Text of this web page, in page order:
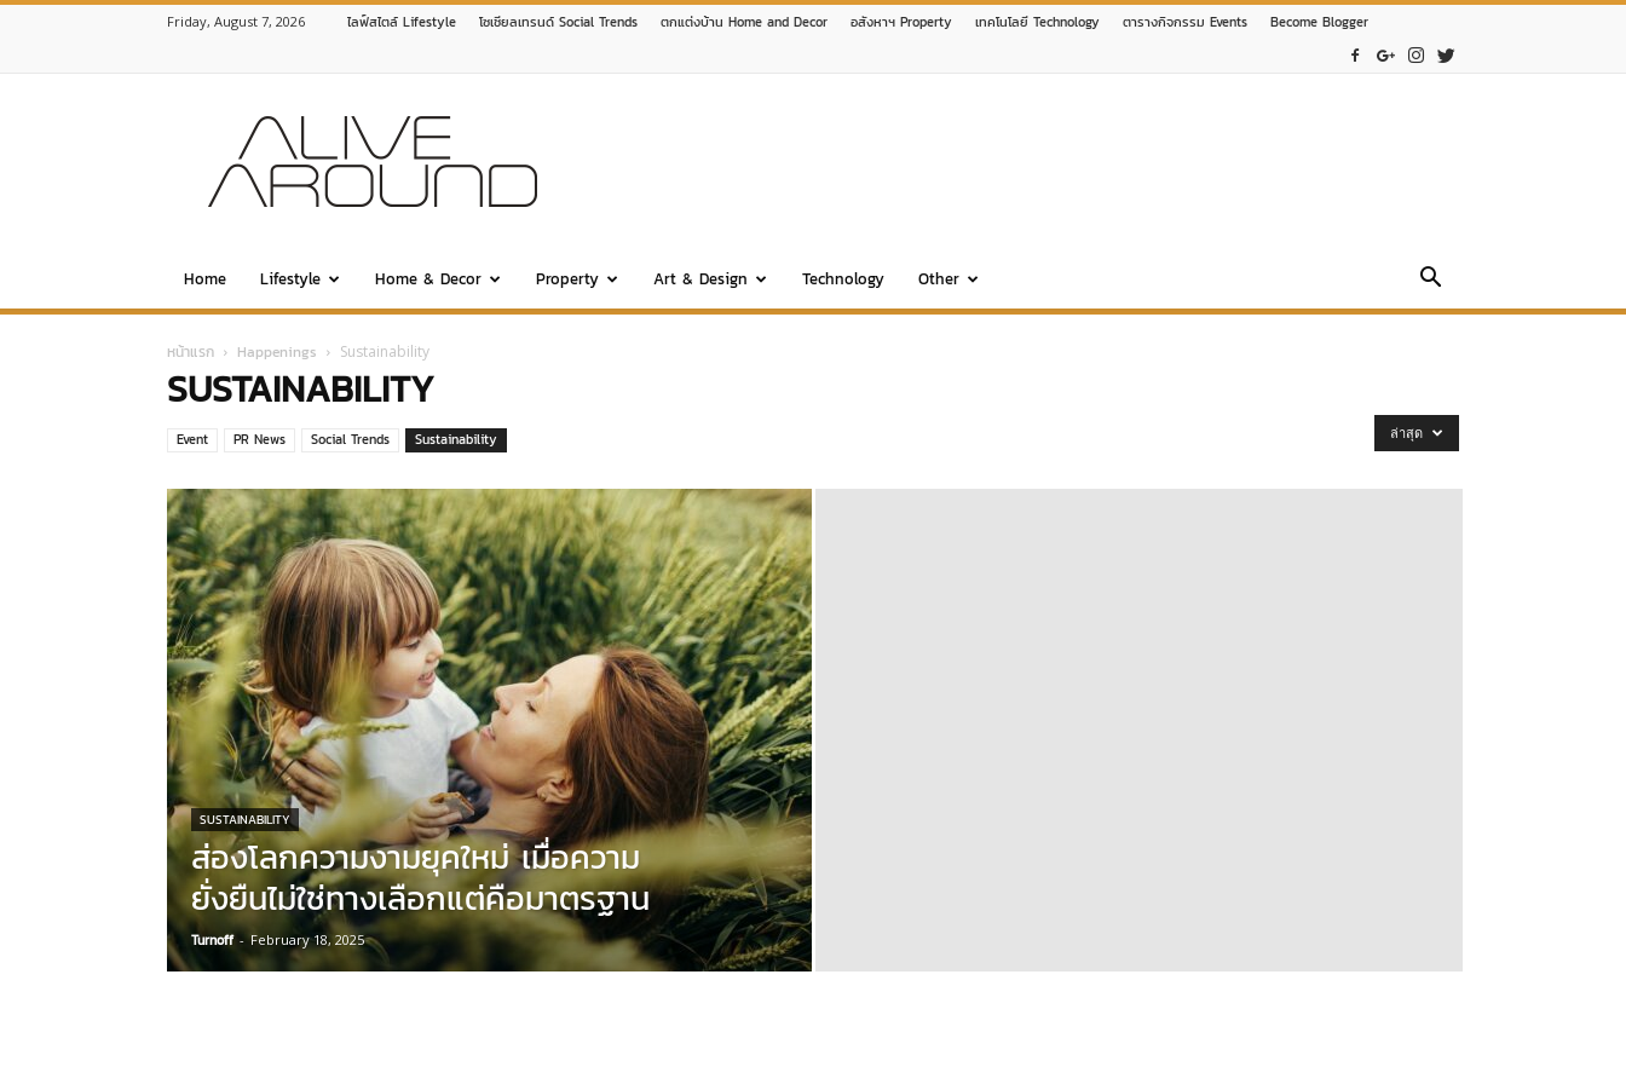
Friday, August 7, 2026 ไลฟ์สไตล์ Lifestyle โซเชียลเทรนด์ Social Trends ตกแต่งบ้าน Home and Decor อสังหาฯ Property เทคโนโลยี Technology ตารางกิจกรรม Events Become Blogger
www.alivearound.com
Home Lifestyle Home & Decor Property Art & Design Technology Other
หน้าแรก Happenings Sustainability
SUSTAINABILITY
Event PR News Social Trends Sustainability ล่าสุด
SUSTAINABILITY
ส่องโลกความงามยุคใหม่ เมื่อความ
ยั่งยืนไม่ใช่ทางเลือกแต่คือมาตรฐาน
Turnoff - February 18, 2025